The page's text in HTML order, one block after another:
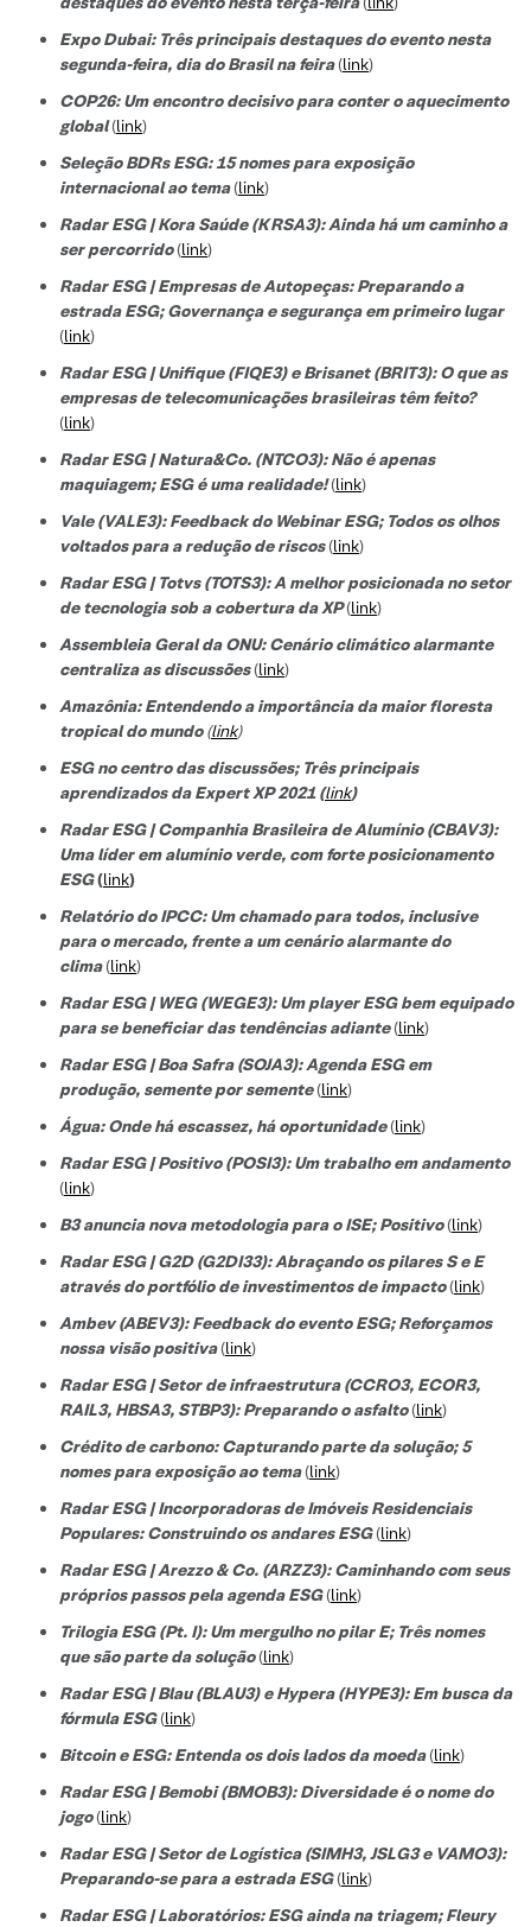
Expo Dubai: Três principais destaques do evento nesta
segunda-feira, dia do Brasil na feira(link)
COP26: Um encontro decisivo para conter o aquecimento
global(link)
Seleção BDRs ESG​: 15 nomes para exposição
internacional ao tema(link)
Radar ESG | Kora Saúde (KRSA3): Ainda há um caminho a
ser percorrido(link)
Radar ESG | Empresas de Autopeças: Preparando a
estrada ESG; Governança e segurança em primeiro lugar
(link)
Radar ESG | Unifique (FIQE3) e Brisanet (BRIT3): O que as
empresas de telecomunicações brasileiras têm feito?
(link)
Radar ESG | Natura&Co. (NTCO3): Não é apenas
maquiagem; ESG é uma realidade!(link)
Vale (VALE3): Feedback do Webinar ESG; Todos os olhos
voltados para a redução de riscos(link)
Radar ESG | Totvs (TOTS3): A melhor posicionada no setor
de tecnologia sob a cobertura da XP(link)
Assembleia Geral da ONU: Cenário climático alarmante
centraliza as discussões(link)
Amazônia: Entendendo a importância da maior floresta
tropical do mundo (link)
ESG no centro das discussões; Três principais
aprendizados da Expert XP 2021 (link)
Radar ESG | Companhia Brasileira de Alumínio (CBAV3):
Uma líder em alumínio verde, com forte posicionamento
ESG(link)
Relatório do IPCC: Um chamado para todos, inclusive
para o mercado, frente a um cenário alarmante do
clima(link)
Radar ESG | WEG (WEGE3): Um player ESG bem equipado
para se beneficiar das tendências adiante(link)
Radar ESG | Boa Safra (SOJA3): Agenda ESG em
produção, semente por semente(link)
Água: Onde há escassez, há oportunidade(link)
Radar ESG | Positivo (POSI3): Um trabalho em andamento
(link)
B3 anuncia nova metodologia para o ISE; Positivo(link)
Radar ESG | G2D (G2DI33): Abraçando os pilares S e E
através do portfólio de investimentos de impacto(link)
Ambev (ABEV3): Feedback do evento ESG; Reforçamos
nossa visão positiva(link)
Radar ESG | Setor de infraestrutura (CCRO3, ECOR3,
RAIL3, HBSA3, STBP3): Preparando o asfalto(link)
Crédito de carbono: Capturando parte da solução; 5
nomes para exposição ao tema(link)
Radar ESG | Incorporadoras de Imóveis Residenciais
Populares: Construindo os andares ESG(link)
Radar ESG | Arezzo & Co. (ARZZ3): Caminhando com seus
próprios passos pela agenda ESG(link)
Trilogia ESG (Pt. I): Um mergulho no pilar E; Três nomes
que são parte da solução(link)
Radar ESG | Blau (BLAU3) e Hypera (HYPE3): Em busca da
fórmula ESG(link)
Bitcoin e ESG: Entenda os dois lados da moeda(link)
Radar ESG | Bemobi (BMOB3): Diversidade é o nome do
jogo(link)
Radar ESG | Setor de Logística (SIMH3, JSLG3 e VAMO3):
Preparando-se para a estrada ESG(link)
Radar ESG | Laboratórios: ESG ainda na triagem; Fleury